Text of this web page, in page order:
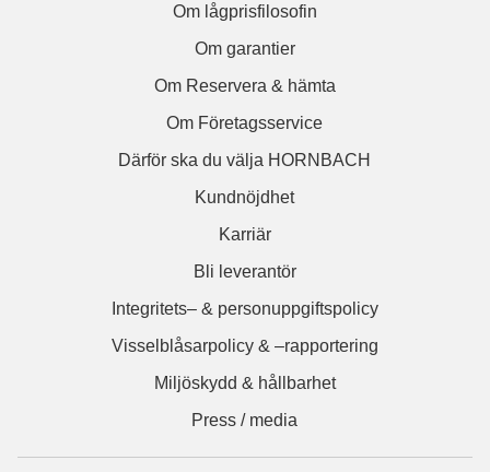
Om lågprisfilosofin
Om garantier
Om Reservera & hämta
Om Företagsservice
Därför ska du välja HORNBACH
Kundnöjdhet
Karriär
Bli leverantör
Integritets– & personuppgiftspolicy
Visselblåsarpolicy & –rapportering
Miljöskydd & hållbarhet
Press / media